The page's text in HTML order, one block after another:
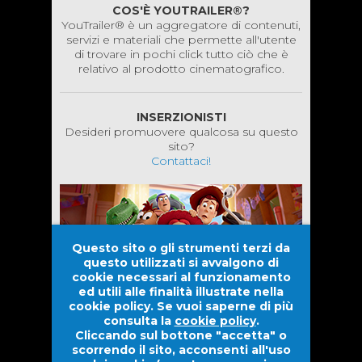
Questo sito o gli strumenti terzi da
questo utilizzati si avvalgono di
cookie necessari al funzionamento
ed utili alle finalità illustrate nella
cookie policy. Se vuoi saperne di più
consulta la cookie policy.
Cliccando sul bottone "accetta" o
scorrendo il sito, acconsenti all'uso
COS'È YOUTRAILER®?
YouTrailer® è un aggregatore di contenuti,
servizi e materiali che permette all'utente
di trovare in pochi click tutto ciò che è
relativo al prodotto cinematografico.
INSERZIONISTI
Desideri promuovere qualcosa su questo
sito?
Contattaci!